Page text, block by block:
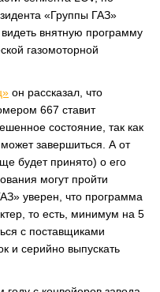
«Группы ГАЗ»
внятную программу
газомоторной
он рассказал, что
667 ставит
состояние, так как
завершиться. А от
будет принято) о его
могут пройти
уверен, что программа
то есть, минимум на 5
с поставщиками
и серийно выпускать